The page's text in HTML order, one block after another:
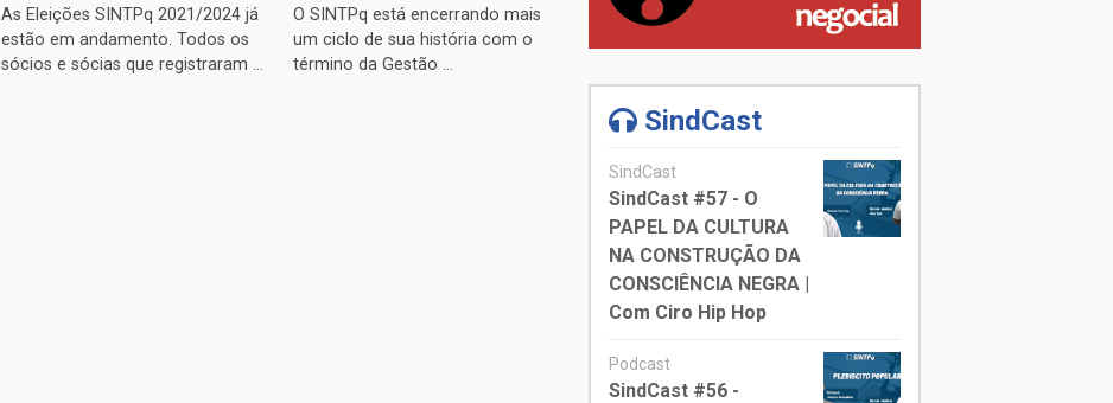
As Eleições SINTPq 2021/2024 já
estão em andamento. Todos os
sócios e sócias que registraram ...
O SINTPq está encerrando mais
um ciclo de sua história com o
término da Gestão ...
SindCast
SindCast
SindCast #57 - O
PAPEL DA CULTURA
NA CONSTRUÇÃO DA
CONSCIÊNCIA NEGRA |
Com Ciro Hip Hop
Podcast
SindCast #56 -